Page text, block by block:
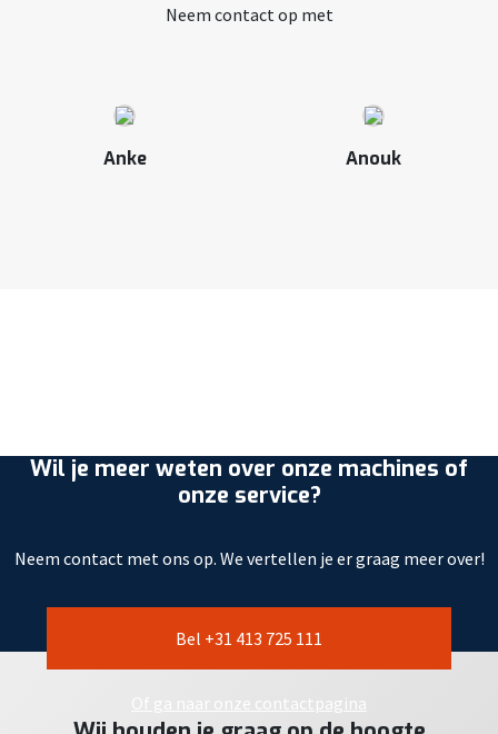
Neem contact op met
Anke Anouk
Wil je meer weten over onze machines of
onze service?
Neem contact met ons op. We vertellen je er graag meer over!
Bel +31 413 725 111
Of ga naar onze contactpagina